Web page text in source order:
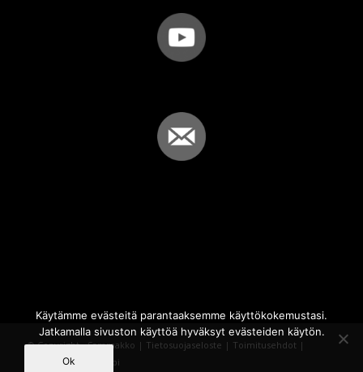
© Copyright - Sammakko | Tietosuojaseloste | Toimitusehdot |
Powered by
iQWebbi
Käytämme evästeitä parantaaksemme käyttökokemustasi.
Jatkamalla sivuston käyttöä hyväksyt evästeiden käytön.
Ok